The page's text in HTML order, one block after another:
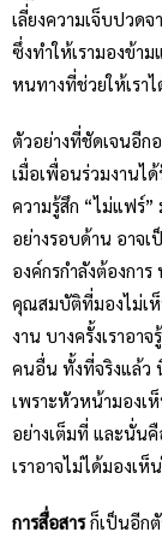
เลี่ยงความเจ็บปวด
ซึ่งทำให้เรามองข้า
หนทางที่ช่วยให้เรา
ตัวอย่างที่ชัดเจนอีก
เมื่อเพื่อนร่วมงานไ
ความรู้สึก “ไม่แฟร์
อย่างรอบด้าน อาจ
องค์กรกำลังต้องกา
คุณสมบัติที่มองไม่เห็
งาน บางครั้งเราอา
คนอื่น ทั้งที่จริงแล้ว
เพราะหัวหน้ามองเ
อย่างเต็มที่ และนั่นคื
เราอาจไม่ได้มองเห็
การสื่อสารก็เป็นอีกตั